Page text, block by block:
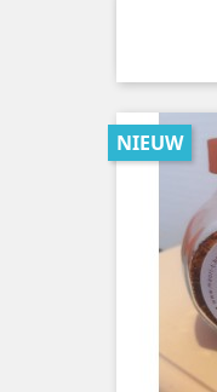
NIEUW